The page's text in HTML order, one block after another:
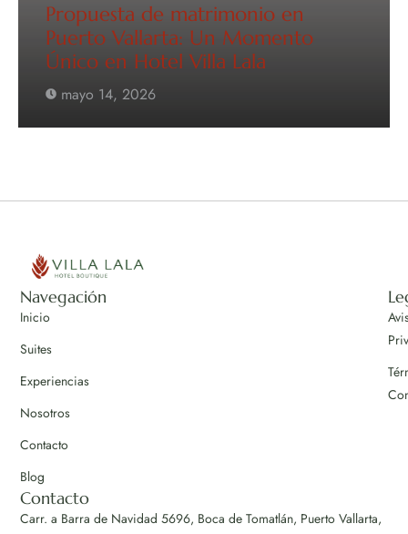
Propuesta de matrimonio en
Puerto Vallarta: Un Momento
Único en Hotel Villa Lala
mayo 14, 2026
Navegación
Inicio
Suites
Experiencias
Nosotros
Contacto
Blog
Contacto
Carr. a Barra de Navidad 5696, Boca de Tomatlán, Puerto Vallarta,